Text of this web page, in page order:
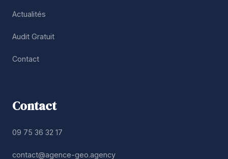
Actualités
Audit Gratuit
Contact
Contact
09 75 36 32 17
contact@agence-geo.agency